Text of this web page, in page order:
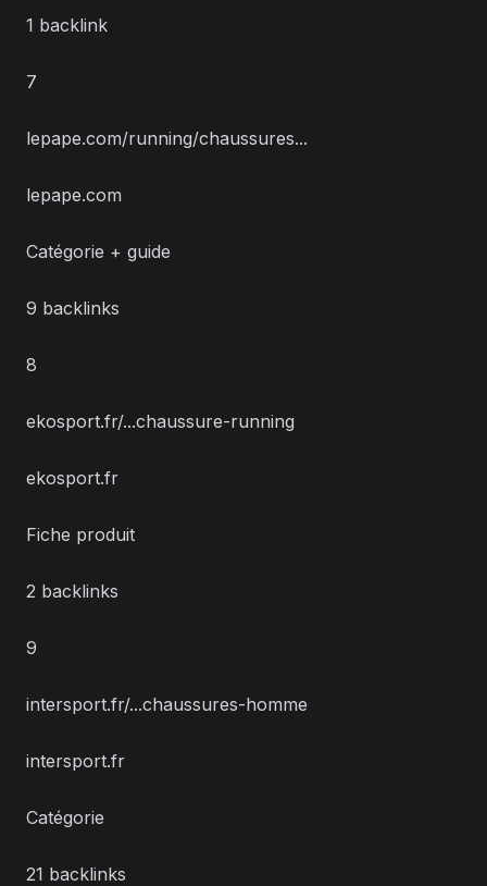
1 backlink
7
lepape.com/running/chaussures...
lepape.com
Catégorie + guide
9 backlinks
8
ekosport.fr/...chaussure-running
ekosport.fr
Fiche produit
2 backlinks
9
intersport.fr/...chaussures-homme
intersport.fr
Catégorie
21 backlinks